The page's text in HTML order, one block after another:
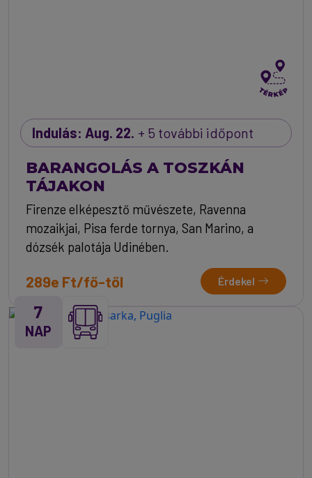
Indulás: Aug. 22. + 5 további időpont
BARANGOLÁS A TOSZKÁN
TÁJAKON
Firenze elképesztő művészete, Ravenna
mozaikjai, Pisa ferde tornya, San Marino, a
dózsék palotája Udinében.
289e Ft/fő-től Érdekel
7
NAP